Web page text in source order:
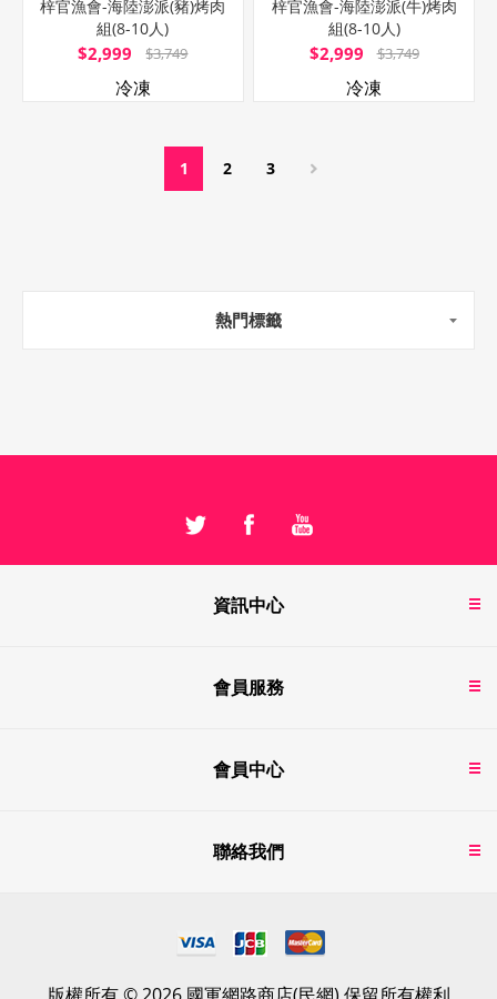
梓官漁會-海陸澎派(豬)烤肉
組(8-10人)
$2,999 $3,749
冷凍
梓官漁會-海陸澎派(牛)烤肉
組(8-10人)
$2,999 $3,749
冷凍
1 2 3
熱門標籤
資訊中心
會員服務
會員中心
聯絡我們